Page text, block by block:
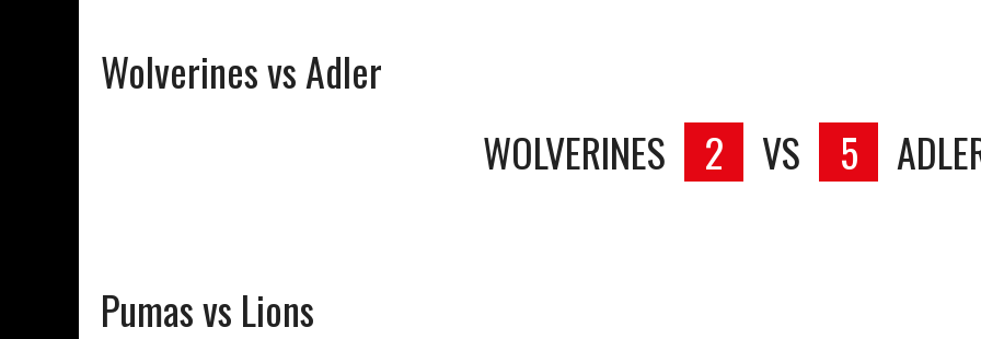
Wolverines vs Adler
WOLVERINES
2 VS 5
Pumas vs Lions